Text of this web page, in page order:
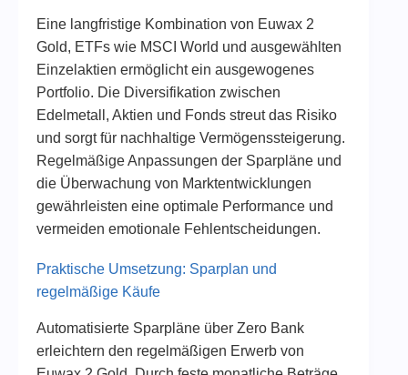
Eine langfristige Kombination von Euwax 2
Gold, ETFs wie MSCI World und ausgewählten
Einzelaktien ermöglicht ein ausgewogenes
Portfolio. Die Diversifikation zwischen
Edelmetall, Aktien und Fonds streut das Risiko
und sorgt für nachhaltige Vermögenssteigerung.
Regelmäßige Anpassungen der Sparpläne und
die Überwachung von Marktentwicklungen
gewährleisten eine optimale Performance und
vermeiden emotionale Fehlentscheidungen.
Praktische Umsetzung: Sparplan und
regelmäßige Käufe
Automatisierte Sparpläne über Zero Bank
erleichtern den regelmäßigen Erwerb von